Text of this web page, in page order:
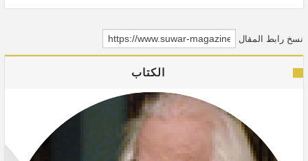
نسخ رابط المقال
الكتاب